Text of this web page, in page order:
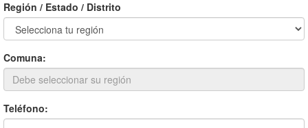
Región / Estado / Distrito
Comuna:
Teléfono: